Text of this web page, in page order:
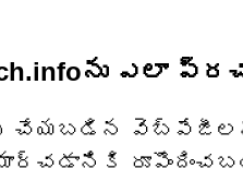
ఎలా
వెబ్‌పేజీలను